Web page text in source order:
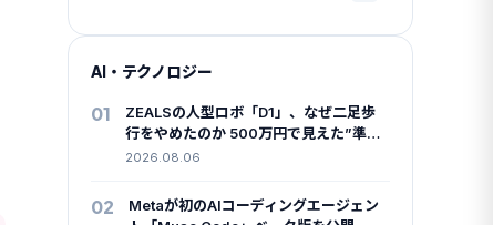
AI・テクノロジー
01
ZEALSの人型ロボ「D1」、なぜ二足歩
行をやめたのか 500万円で見えた”準国
産”の勝算
2026.08.06
02
Metaが初のAIコーディングエージェン